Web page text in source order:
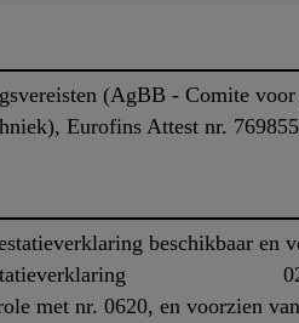
(AgBB - Comite voor
Eurofins Attest nr.
beschikbaar en
Prestatieverklaring
met nr. 0620, en voorzien